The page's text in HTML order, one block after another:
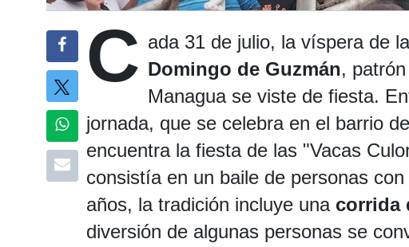
C ada 31 de julio, la víspera de
Domingo de Guzmán,
Managua se viste de fiesta.
jornada, que se celebra en el barrio
encuentra la fiesta de las "Vacas
consistía en un baile de personas
años, la tradición incluye una corrida
diversión de algunas personas se